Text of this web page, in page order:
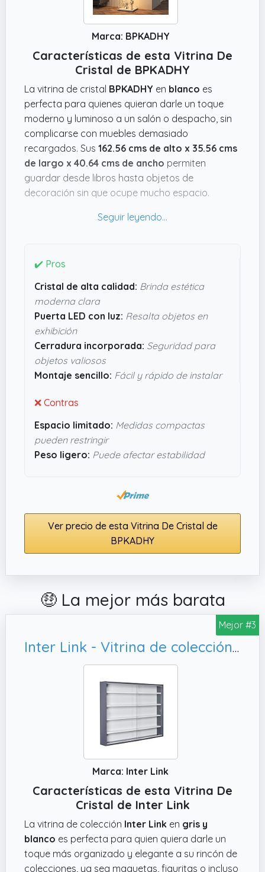
Marca: BPKADHY
Características de esta Vitrina De
Cristal de BPKADHY
La vitrina de cristal BPKADHY en blanco es
perfecta para quienes quieran darle un toque
moderno y luminoso a un salón o despacho, sin
complicarse con muebles demasiado
recargados. Sus 162.56 cms de alto x 35.56 cms
de largo x 40.64 cms de ancho permiten
guardar desde libros hasta objetos de
decoración sin que ocupe mucho espacio.
da un aire limpio y elegante, ideal para que
que no sólo resalta lo que pongas dentro, sino
que también incluye una cerradura para mayor
seguridad. Así, puedes guardar cosas valiosas
sin tener que preocuparte. Además, pesa poco
para lo que aparenta ( 29.7 kg) y su montaje
parece bastante sencillo, algo que siempre se
agradece. En resumen, parece un mueble que
instalación o en el día a día.
✔️ Pros
Cristal de alta calidad: Brinda estética
moderna clara
Puerta LED con luz: Resalta objetos en
exhibición
Cerradura incorporada: Seguridad para
objetos valiosos
Montaje sencillo: Fácil y rápido de instalar
❌ Contras
Espacio limitado: Medidas compactas
pueden restringir
Peso ligero: Puede afectar estabilidad
Ver precio de esta Vitrina De Cristal de
BPKADHY
🤑 La mejor más barata
Mejor #3
Inter Link - Vitrina de colección - Estantería de pared - Vitrina de cristal - Estantería colgante - MDF - Gris y Blanco (80x60x9.5 cm) Collecty Gris
Marca: Inter Link
Características de esta Vitrina De
Cristal de Inter Link
La vitrina de colección Inter Link en gris y
blanco es perfecta para quien quiera darle un
toque más organizado y elegante a su rincón de
colecciones, ya sea maquetas, figuritas o incluso